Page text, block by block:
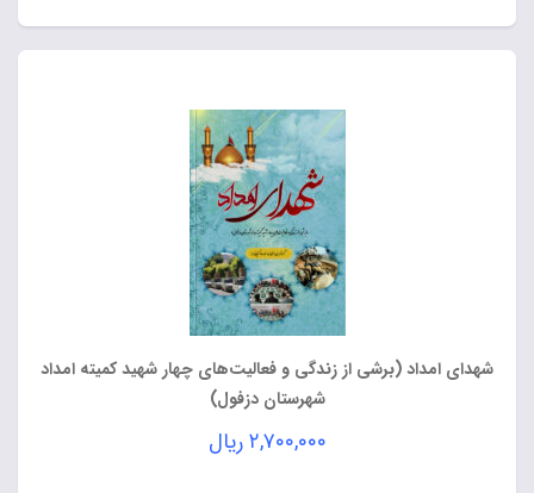
شهدای امداد (برشی از زندگی و فعالیت‌های چهار شهید کمیته امداد
شهرستان دزفول)
۲,۷۰۰,۰۰۰ریال